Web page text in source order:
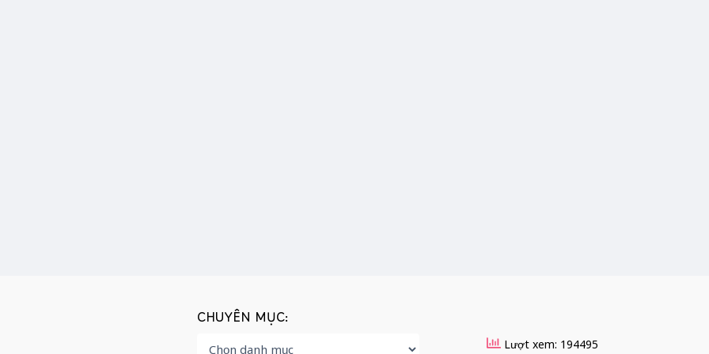
CHUYÊN MỤC:
Lượt xem: 194495